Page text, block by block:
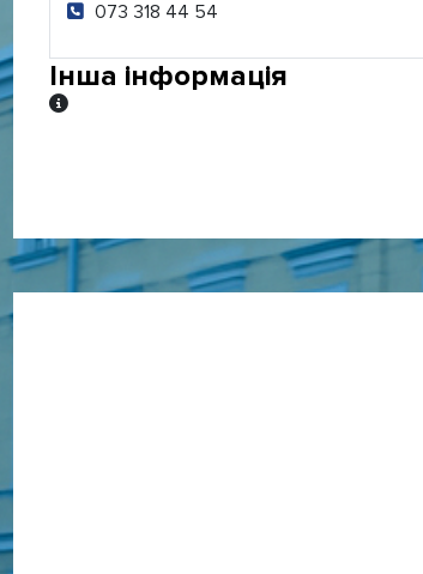
Телефон:
073 318 44 54
Інша інформація
Інша інформація